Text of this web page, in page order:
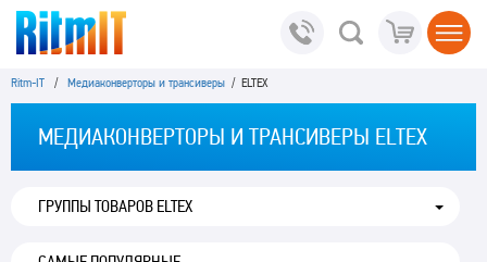
Ritm-IT / Медиаконверторы и трансиверы / ELTEX
МЕДИАКОНВЕРТОРЫ И ТРАНСИВЕРЫ ELTEX
ГРУППЫ ТОВАРОВ ELTEX